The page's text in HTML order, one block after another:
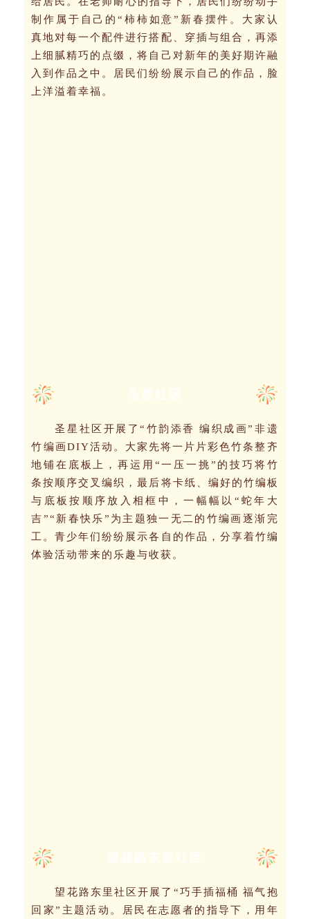
制作属于自己的“柿柿如意”新春摆件。大家认
真地对每一个配件进行搭配、穿插与组合，再添
上细腻精巧的点缀，将自己对新年的美好期许融
入到作品之中。居民们纷纷展示自己的作品，脸
上洋溢着幸福。
圣星社区开展了“竹韵添香 编织成画”非遗
竹编画DIY活动。大家先将一片片彩色竹条整齐
地铺在底板上，再运用“一压一挑”的技巧将竹
条按顺序交叉编织，最后将卡纸、编好的竹编板
与底板按顺序放入相框中，一幅幅以“蛇年大
吉”“新春快乐”为主题独一无二的竹编画逐渐完
工。青少年们纷纷展示各自的作品，分享着竹编
体验活动带来的乐趣与收获。
望花路东里社区开展了“巧手插福桶 福气抱
回家”主题活动。居民在志愿者的指导下，用年